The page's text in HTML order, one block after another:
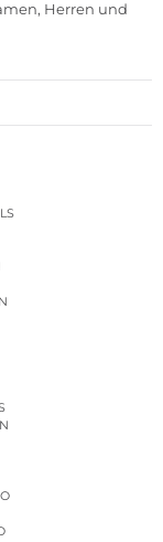
Herren und